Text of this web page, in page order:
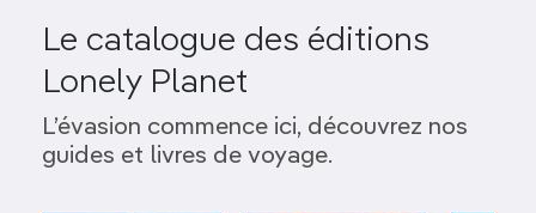
Le catalogue des éditions
Lonely Planet
L’évasion commence ici, découvrez nos
guides et livres de voyage.